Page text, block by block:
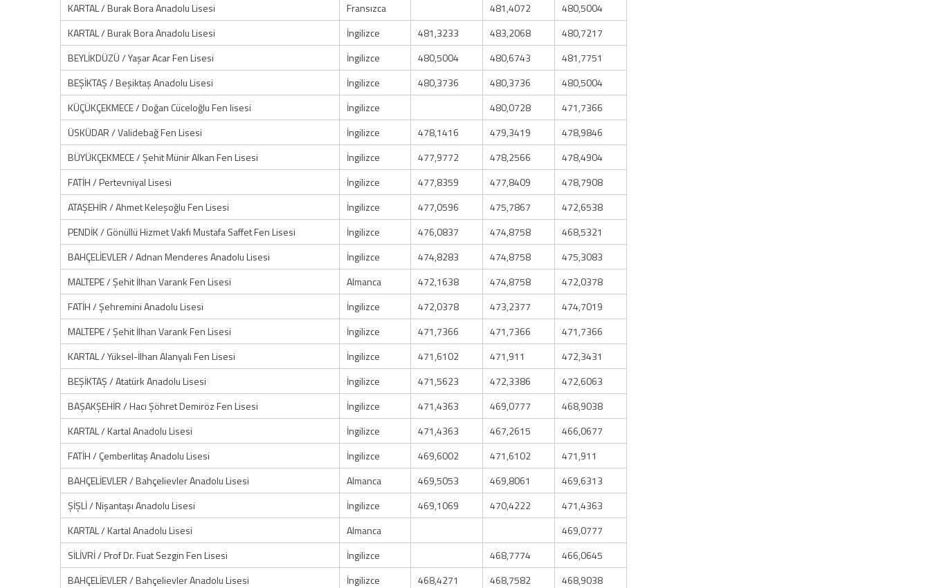
KARTAL / Burak Bora Anadolu Lisesi
Fransızca 481,4072
480,5004
KARTAL / Burak Bora Anadolu Lisesi
İngilizce 481,3233 483,2068
480,7217
BEYLİKDÜZÜ / Yaşar Acar Fen Lisesi
İngilizce 480,5004 480,6743
481,7751
BEŞİKTAŞ / Beşiktaş Anadolu Lisesi
İngilizce 480,3736 480,3736
480,5004
KÜÇÜKÇEKMECE / Doğan Cüceloğlu Fen lisesi
İngilizce 480,0728
471,7366
ÜSKÜDAR / Validebağ Fen Lisesi
İngilizce 478,1416 479,3419
478,9846
BÜYÜKÇEKMECE / Şehit Münir Alkan Fen Lisesi
İngilizce 477,9772 478,2566
478,4904
FATİH / Pertevniyal Lisesi
İngilizce 477,8359 477,8409
478,7908
ATAŞEHİR / Ahmet Keleşoğlu Fen Lisesi
İngilizce 477,0596 475,7867
472,6538
PENDİK / Gönüllü Hizmet Vakfı Mustafa Saffet Fen Lisesi
İngilizce 476,0837 474,8758
468,5321
BAHÇELİEVLER / Adnan Menderes Anadolu Lisesi
İngilizce 474,8283 474,8758
475,3083
MALTEPE / Şehit İlhan Varank Fen Lisesi
Almanca 472,1638 474,8758
472,0378
FATİH / Şehremini Anadolu Lisesi
İngilizce 472,0378 473,2377
474,7019
MALTEPE / Şehit İlhan Varank Fen Lisesi
İngilizce 471,7366 471,7366
471,7366
KARTAL / Yüksel-İlhan Alanyalı Fen Lisesi
İngilizce 471,6102 471,911
472,3431
BEŞİKTAŞ / Atatürk Anadolu Lisesi
İngilizce 471,5623 472,3386
472,6063
BAŞAKŞEHİR / Hacı Şöhret Demiröz Fen Lisesi
İngilizce 471,4363 469,0777
468,9038
KARTAL / Kartal Anadolu Lisesi
İngilizce 471,4363 467,2615
466,0677
FATİH / Çemberlitaş Anadolu Lisesi
İngilizce 469,6002 471,6102
471,911
BAHÇELİEVLER / Bahçelievler Anadolu Lisesi
Almanca 469,5053 469,8061
469,6313
ŞİŞLİ / Nişantaşı Anadolu Lisesi
İngilizce 469,1069 470,4222
471,4363
KARTAL / Kartal Anadolu Lisesi
Almanca
469,0777
SİLİVRİ / Prof Dr. Fuat Sezgin Fen Lisesi
İngilizce 468,7774
466,0645
BAHÇELİEVLER / Bahçelievler Anadolu Lisesi
İngilizce 468,4271 468,7582
468,9038